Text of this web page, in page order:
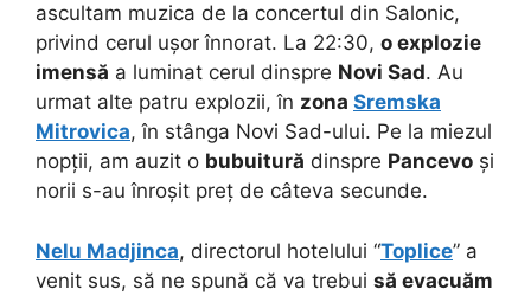
ascultam muzica de la concertul din Salonic,
privind cerul ușor înnorat. La 22:30, o explozie
imensă a luminat cerul dinspre Novi Sad. Au
urmat alte patru explozii, în zona Sremska
Mitrovica, în stânga Novi Sad-ului. Pe la miezul
nopții, am auzit o bubuitură dinspre Pancevo și
norii s-au înroșit preț de câteva secunde.
Nelu Madjinca, directorul hotelului “Toplice” a
venit sus, să ne spună că va trebui să evacuăm